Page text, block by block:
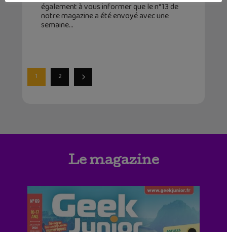
également à vous informer que le n°13 de
notre magazine a été envoyé avec une
semaine
1 2
Le magazine